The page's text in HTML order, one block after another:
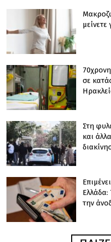
μείνετε
σε
Στη
και
την